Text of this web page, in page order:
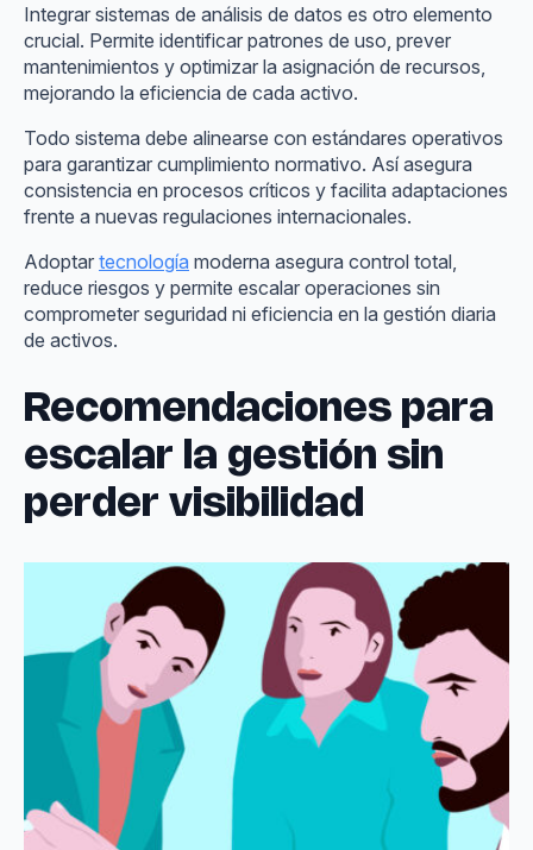
Integrar sistemas de análisis de datos es otro elemento
crucial. Permite identificar patrones de uso, prever
mantenimientos y optimizar la asignación de recursos,
mejorando la eficiencia de cada activo.
Todo sistema debe alinearse con estándares operativos
para garantizar cumplimiento normativo. Así asegura
consistencia en procesos críticos y facilita adaptaciones
frente a nuevas regulaciones internacionales.
Adoptar tecnología moderna asegura control total,
reduce riesgos y permite escalar operaciones sin
comprometer seguridad ni eficiencia en la gestión diaria
de activos.
Recomendaciones para
escalar la gestión sin
perder visibilidad